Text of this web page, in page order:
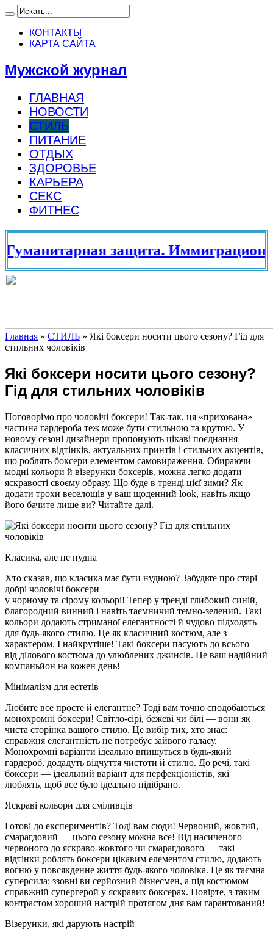
КОНТАКТЫ
КАРТА САЙТА
Мужской журнал
ГЛАВНАЯ
НОВОСТИ
СТИЛЬ
ПИТАНИЕ
ОТДЫХ
ЗДОРОВЬЕ
КАРЬЕРА
СЕКС
ФИТНЕС
защита.
Главная » СТИЛЬ » Які боксери носити цього сезону? Гід для
стильних чоловіків
Які боксери носити цього сезону?
Гід для стильних чоловіків
Поговорімо про чоловічі боксери! Так-так, ця «прихована»
частина гардероба теж може бути стильною та крутою. У
новому сезоні дизайнери пропонують цікаві поєднання
класичних відтінків, актуальних принтів і стильних акцентів,
що роблять боксери елементом самовираження. Обираючи
модні кольори й візерунки боксерів, можна легко додати
яскравості своєму образу. Що буде в тренді цієї зими? Як
додати трохи веселощів у ваш щоденний look, навіть якщо
його бачите лише ви? Читайте далі.
Класика, але не нудна
Хто сказав, що класика має бути нудною? Забудьте про старі
добрі чоловічі боксери
у чорному та сірому кольорі! Тепер у тренді глибокий синій,
благородний винний і навіть таємничий темно-зелений. Такі
кольори додають стриманої елегантності й чудово підходять
для будь-якого стилю. Це як класичний костюм, але з
характером. І найкрутіше! Такі боксери пасують до всього —
від ділового костюма до улюблених джинсів. Це ваш надійний
компаньйон на кожен день!
Мінімалізм для естетів
Любите все просте й елегантне? Тоді вам точно сподобаються
монохромні боксери! Світло-сірі, бежеві чи білі — вони як
чиста сторінка вашого стилю. Це вибір тих, хто знає:
справжня елегантність не потребує зайвого галасу.
Монохромні варіанти ідеально впишуться в будь-який
гардероб, додадуть відчуття чистоти й стилю. До речі, такі
боксери — ідеальний варіант для перфекціоністів, які
люблять, щоб все було ідеально підібрано.
Яскраві кольори для сміливців
Готові до експериментів? Тоді вам сюди! Червоний, жовтий,
смарагдовий — цього сезону можна все! Від насиченого
червоного до яскраво-жовтого чи смарагдового — такі
відтінки роблять боксери цікавим елементом стилю, додають
вогню у повсякденне життя будь-якого чоловіка. Це як таємна
суперсила: ззовні ви серйозний бізнесмен, а під костюмом —
справжній супергерой у яскравих боксерах. Повірте, з таким
контрастом хороший настрій протягом дня вам гарантований!
Візерунки, які дарують настрій